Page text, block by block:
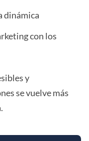
dinámica
con los
y
se vuelve más